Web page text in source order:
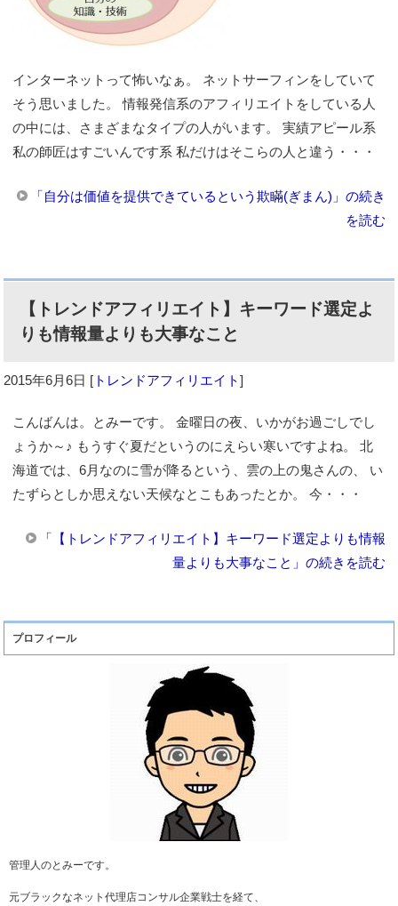
インターネットって怖いなぁ。 ネットサーフィンをしていて
そう思いました。 情報発信系のアフィリエイトをしている人
の中には、さまざまなタイプの人がいます。 実績アピール系
私の師匠はすごいんです系 私だけはそこらの人と違う・・・
「自分は価値を提供できているという欺瞞(ぎまん)」の続き
を読む
【トレンドアフィリエイト】キーワード選定よ
りも情報量よりも大事なこと
2015年6月6日 [ トレンドアフィリエイト]
こんばんは。とみーです。 金曜日の夜、いかがお過ごしでし
ょうか～♪ もうすぐ夏だというのにえらい寒いですよね。 北
海道では、6月なのに雪が降るという、雲の上の鬼さんの、 い
たずらとしか思えない天候なとこもあったとか。 今・・・
「【トレンドアフィリエイト】キーワード選定よりも情報
量よりも大事なこと」の続きを読む
プロフィール
管理人のとみーです。
元ブラックなネット代理店コンサル企業戦士を経て、